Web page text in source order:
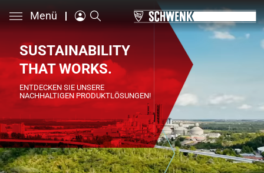
Menü
SUSTAINABILITY
THAT WORKS.
ENTDECKEN SIE UNSERE
NACHHALTIGEN PRODUKTLÖSUNGEN!